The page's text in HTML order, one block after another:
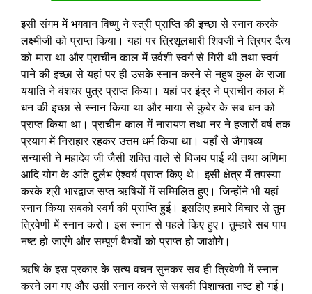
इसी संगम में भगवान विष्णु ने स्त्री प्राप्ति की इच्छा से स्नान करके
लक्ष्मीजी को प्राप्त किया। यहां पर त्रिशूलधारी शिवजी ने त्रिपर दैत्य
को मारा था और प्राचीन काल में उर्वशी स्वर्ग से गिरी थी तथा स्वर्ग
पाने की इच्छा से यहां पर ही उसके स्नान करने से नहुष कुल के राजा
ययाति ने वंशधर पुत्र प्राप्त किया। यहां पर इंद्र ने प्राचीन काल में
धन की इच्छा से स्नान किया था और माया से कुबेर के सब धन को
प्राप्त किया था। प्राचीन काल में नारायण तथा नर ने हजारों वर्ष तक
प्रयाग में निराहार रहकर उत्तम धर्म किया था। यहाँ से जैगाषव्य
सन्यासी ने महादेव जी जैसी शक्ति वाले से विजय पाई थी तथा अणिमा
आदि योग के अति दुर्लभ ऐश्वर्य प्राप्त किए थे। इसी क्षेत्र में तपस्या
करके श्री भारद्वाज सप्त ऋषियों में सम्मिलित हुए। जिन्होंने भी यहां
स्नान किया सबको स्वर्ग की प्राप्ति हुई। इसलिए हमारे विचार से तुम
त्रिवेणी में स्नान करो। इस स्नान से पहले किए हुए। तुम्हारे सब पाप
नष्ट हो जाएंगे और सम्पूर्ण वैभवों को प्राप्त हो जाओगे।
ऋषि के इस प्रकार के सत्य वचन सुनकर सब ही त्रिवेणी में स्नान
करने लग गए और उसी स्नान करने से सबकी पिशाचता नष्ट हो गई।